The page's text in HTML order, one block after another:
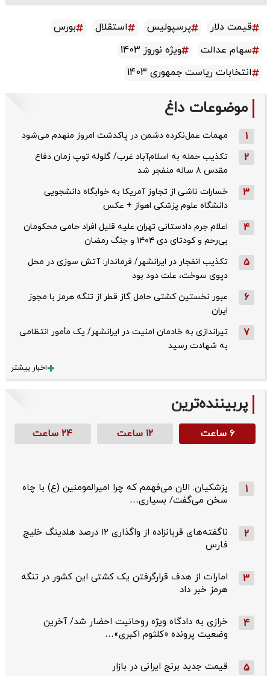
قیمت دلار پرسپولیس استقلال
بورس
سهام عدالت
ویژه نوروز 1403
انتخابات ریاست جمهوری 1403
موضوعات داغ
1 مهمات عمل‌نکرده دشمن در پاکدشت امروز منهدم می‌شود
2
تکذیب حمله به اسلام‌آباد غرب/ گلوله توپ زمان دفاع
مقدس ۸ ساله منفجر شد
3
خسارات ناشی از تجاوز آمریکا به خوابگاه دانشجویی
دانشگاه علوم پزشکی اهواز + عکس
4
اعلام جرم دادستانی تهران علیه قلیل افراد حامی محکومان
بی‌رحم و کودتای دی‌ ۱۴۰۴ و جنگ رمضان
5
تکذیب ‌انفجار در ایرانشهر/ فرماندار: آتش سوزی در محل
دپوی سوخت، علت دود بود
6
عبور نخستین کشتی حامل گاز قطر از تنگه هرمز با مجوز
ایران
7
تیراندازی به خادمان امنیت در ایرانشهر/ یک مأمور انتظامی
به شهادت رسید
اخبار بیشتر
پربیننده‌ترین
۶ ساعت ۱۲ ساعت ۲۴ ساعت
1
پزشکیان: الان می‌فهمم که چرا امیرالمومنین (ع) با چاه
سخن می‌گفت/ بسیاری…
2
ناگفته‌های قربانزاده از واگذاری ۱۲ درصد هلدینگ خلیج
فارس
3
امارات از هدف قرارگرفتن یک کشتی این کشور در تنگه
هرمز خبر داد
4
خرازی به دادگاه ویژه روحانیت احضار شد/ آخرین
وضعیت پرونده «کلثوم اکبری»…
5 قیمت جدید برنج ایرانی در بازار